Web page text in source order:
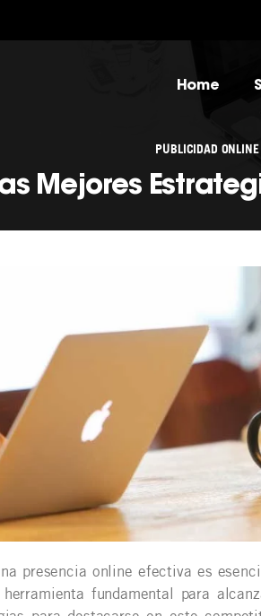
Home
PUBLICIDAD ONLINE
Mejores
presencia online efectiva es
fundamental para